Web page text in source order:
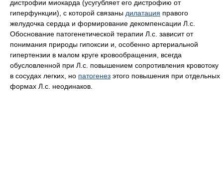
дистрофии миокарда (усугубляет его дистрофию от
гиперфункции), с которой связаны дилатация правого
желудочка сердца и формирование декомпенсации Л.с.
Обоснование патогенетической терапии Л.с. зависит от
понимания природы гипоксии и, особенно артериальной
гипертензии в малом круге кровообращения, всегда
обусловленной при Л.с. повышением сопротивления кровотоку
в сосудах легких, но патогенез этого повышения при отдельных
формах Л.с. неодинаков.